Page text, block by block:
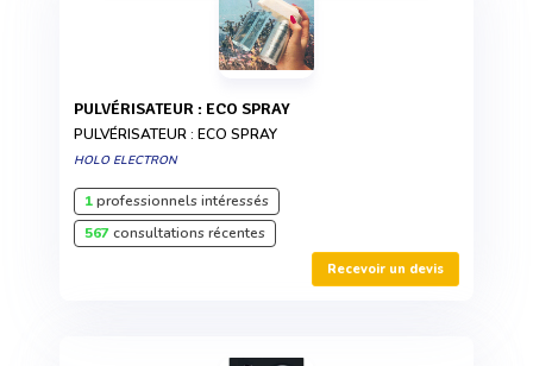
PULVÉRISATEUR : ECO SPRAY
PULVÉRISATEUR : ECO SPRAY
HOLO ELECTRON
1professionnels intéressés
567consultations récentes
Recevoir un devis